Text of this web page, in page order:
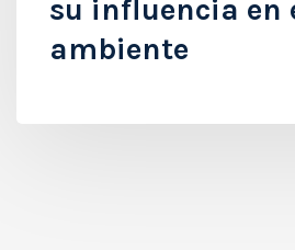
su influencia en
ambiente